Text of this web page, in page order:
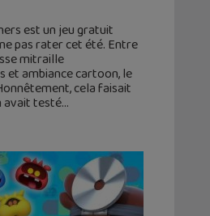
est un jeu gratuit
pas rater cet été. Entre
mitraille
ambiance cartoon, le
cela faisait
avait testé